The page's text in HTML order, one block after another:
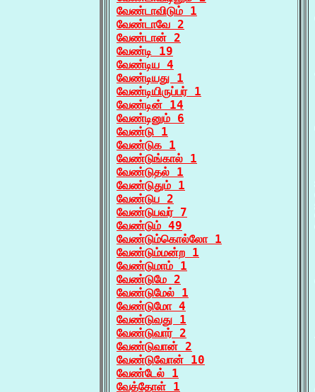
வேண்டாவிடும் 1
வேண்டாவே 2
வேண்டான் 2
வேண்டி 19
வேண்டிய 4
வேண்டியது 1
வேண்டியிருப்பர் 1
வேண்டின் 14
வேண்டினும் 6
வேண்டு 1
வேண்டுக 1
வேண்டுங்கால் 1
வேண்டுதல் 1
வேண்டுதும் 1
வேண்டுப 2
வேண்டுபவர் 7
வேண்டும் 49
வேண்டும்கொல்லோ 1
வேண்டும்மன்ற 1
வேண்டுமாம் 1
வேண்டுமே 2
வேண்டுமேல் 1
வேண்டுமோ 4
வேண்டுவது 1
வேண்டுவார் 2
வேண்டுவான் 2
வேண்டுவோன் 10
வேண்டேல் 1
வேத்தோள் 1